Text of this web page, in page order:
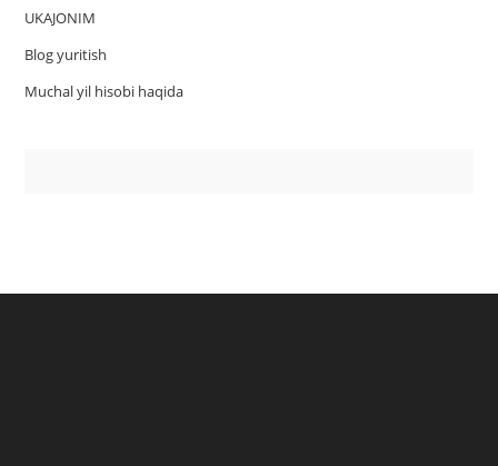
UKAJONIM
Blog yuritish
Muchal yil hisobi haqida